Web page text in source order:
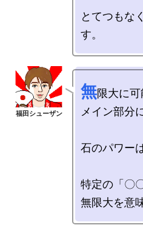
とてつもな
無限大に
メイン部分
石のパワー
特定の「〇